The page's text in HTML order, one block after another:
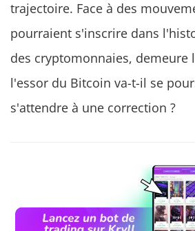
trajectoire. Face à des
pourraient s'inscrire dans
des cryptomonnaies, demeure
l'essor du Bitcoin va-t-il se
s'attendre à une correction ?